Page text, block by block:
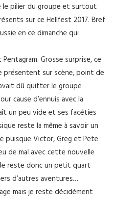
le pilier du groupe et surtout
sur ce Hellfest 2017. Bref
en ce dimanche qui
Grosse surprise, ce
présentent sur scène, point de
dû quitter le groupe
cause d’ennuis avec la
un peu vide et ses facéties
reste la même à savoir un
puisque Victor, Greg et Pete
de mal avec cette nouvelle
reste donc un petit quart
d’autres aventures…
mais je reste décidément